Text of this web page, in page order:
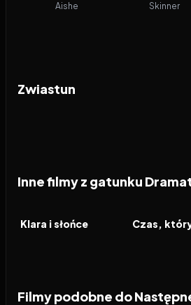
Aishe Skinner
Zwiastun
Inne filmy z gatunku
FILM
Klara i słońce FILM
Filmy podobne do